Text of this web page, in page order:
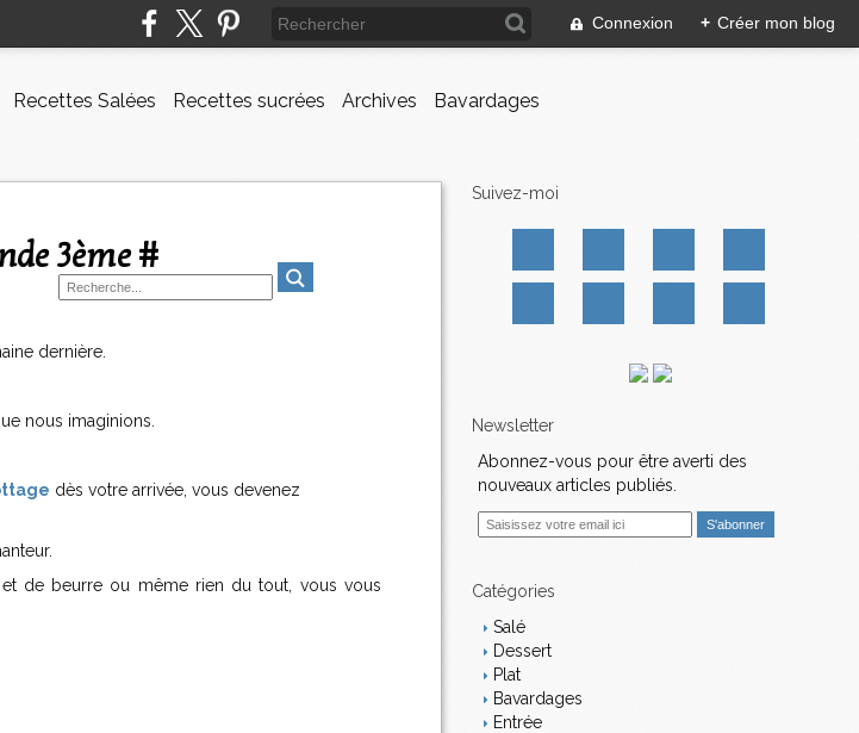
Connexion + Créer mon blog
Recettes Salées Recettes sucrées Archives Bavardages
3ème #
dernière.
nous imaginions.
dès votre arrivée, vous devenez
de beurre ou même rien du tout, vous vous
Suivez-moi
Newsletter
Abonnez-vous pour être averti des
nouveaux articles publiés.
i Catégories
Salé
Dessert
Plat
Bavardages
Entrée